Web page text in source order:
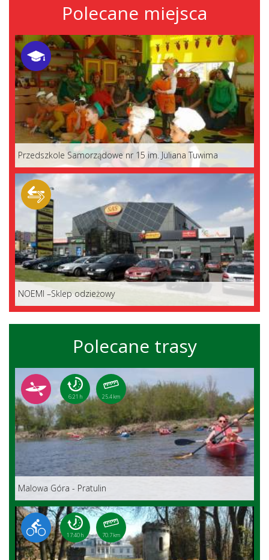
Polecane miejsca
Przedszkole Samorządowe nr 15 im. Juliana Tuwima
NOEMI –Sklep odzieżowy
Polecane trasy
6:21 h 25.4 km
Malowa Góra - Pratulin
17:40 h 70.7 km